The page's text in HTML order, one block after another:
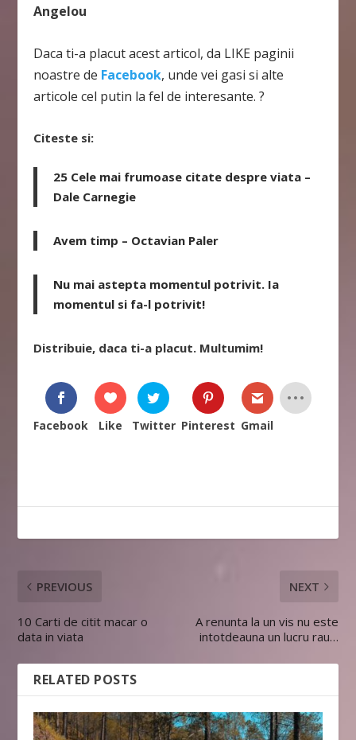
Angelou
Daca ti-a placut acest articol, da LIKE paginii
noastre de Facebook, unde vei gasi si alte
articole cel putin la fel de interesante. ?
Citeste si:
25 Cele mai frumoase citate despre viata –
Dale Carnegie
Avem timp – Octavian Paler
Nu mai astepta momentul potrivit. Ia
momentul si fa-l potrivit!
Distribuie, daca ti-a placut. Multumim!
Facebook Like Twitter Pinterest Gmail
PREVIOUS
10 Carti de citit macar o
data in viata
NEXT
A renunta la un vis nu este
intotdeauna un lucru rau…
RELATED POSTS